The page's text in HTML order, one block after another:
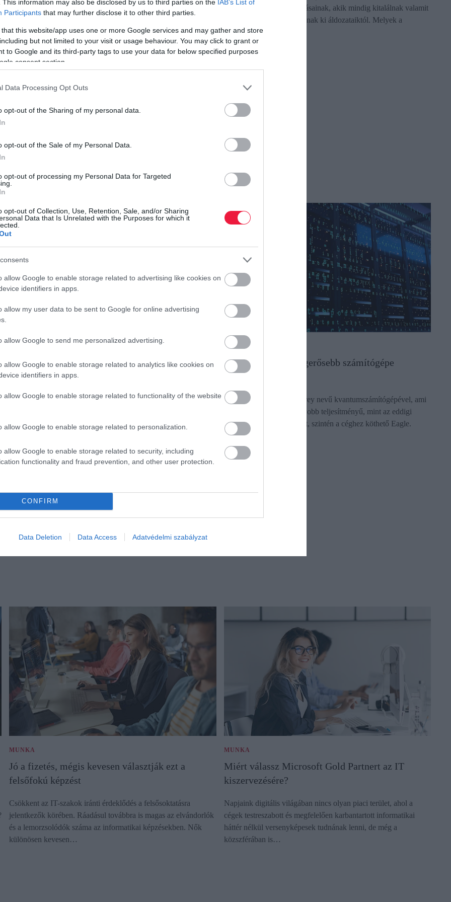
This information may also be disclosed by us to third parties on the IAB’s List of
Participants that may further disclose it to other third parties.
that this website/app uses one or more Google services and may gather and store
but not limited to your visit or usage behaviour. You may click to grant or
to Google and its third-party tags to use your data for below specified purposes
consent section.
Data Processing Opt Outs
opt-out of the Sharing of my personal data.
opt-out of the Sale of my Personal Data.
opt-out of processing my Personal Data for Targeted
opt-out of Collection, Use, Retention, Sale, and/or Sharing
Data that Is Unrelated with the Purposes for which it
allow Google to enable storage related to advertising like cookies on
identifiers in apps.
allow my user data to be sent to Google for online advertising
allow Google to send me personalized advertising.
allow Google to enable storage related to analytics like cookies on
identifiers in apps.
allow Google to enable storage related to functionality of the website
allow Google to enable storage related to personalization.
allow Google to enable storage related to security, including
functionality and fraud prevention, and other user protection.
CONFIRM
Data Deletion Data Access Adatvédelmi szabályzat
szektor működését befolyásolja.
internetes bűnözők támadásainak, akik mindig kitalálnak valamit
arra, hogy pénzt csalhassanak ki áldozataiktól. Melyek a
legújabb trükkök?
Tömegével alapítanak startupokat a kirúgott
programozók
Alkalmazottak tömegeit bocsátották el vezető techcégek. A
projektek megvalósításába kezdett. Az iparági elemzők szerint
VILÁG
Megépült a világ legerősebb számítógépe
Az IBM elkészült az Osprey nevű kvantumszámítógépével, ami
több mint háromszor nagyobb teljesítményű, mint az eddigi
legnagyobb, tavaly átadott, szintén a céghez köthető Eagle.
Mindeközben…
MUNKA
Jó a fizetés, mégis kevesen választják ezt a
felsőfokú képzést
Csökkent az IT-szakok iránti érdeklődés a felsősoktatásra
jelentkezők körében. Ráadásul továbbra is magas az elvándorlók
és a lemorzsolódók száma az informatikai képzésekben. Nők
különösen kevesen…
MUNKA
Miért válassz Microsoft Gold Partnert az IT
kiszervezésére?
Napjaink digitális világában nincs olyan piaci terület, ahol a
cégek testreszabott és megfelelően karbantartott informatikai
háttér nélkül versenyképesek tudnának lenni, de még a
közszférában is…